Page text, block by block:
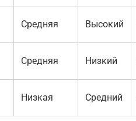
Средняя Высокий
Средняя Низкий
Низкая Средний